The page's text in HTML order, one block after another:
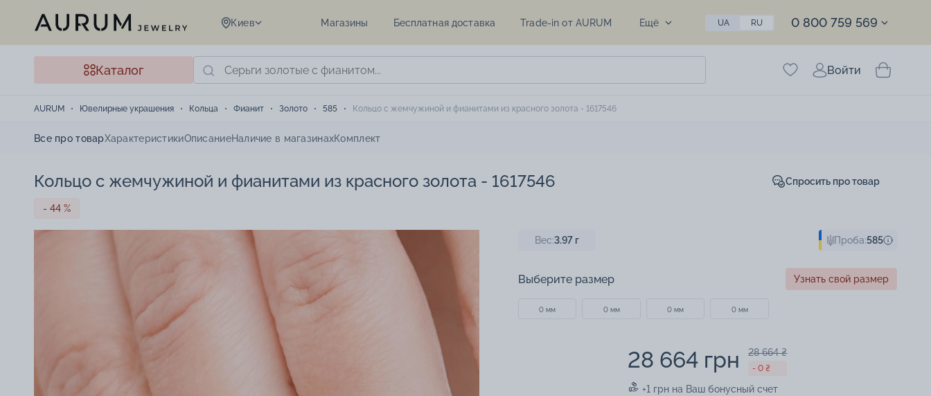
Киев Магазины Бесплатная доставка Trade-in от AURUM Ещё UA RU 0 800 759 569
Каталог Войти
AURUM Ювелирные украшения Кольца Фианит Золото 585 Кольцо с жемчужиной и фианитами из красного золота - 1617546
Все про товарХарактеристикиОписаниеНаличие в магазинахКомплект
Кольцо с жемчужиной и фианитами из красного золота - 1617546
- 44 %
Спросить про товар
Вес:3.97г Проба:585
Выберите размер Узнать свой размер
0 мм 0 мм 0 мм 0 мм
28 664 грн 28 664 ₴
- 0 ₴
+1 грн на Ваш бонусный счет